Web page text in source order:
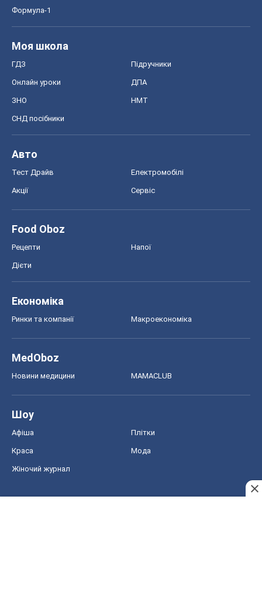
Формула-1
Моя школа
ГДЗ Підручники
Онлайн уроки ДПА
ЗНО НМТ
СНД посібники
Авто
Тест Драйв Електромобілі
Акції Сервіс
Food Oboz
Рецепти Напої
Дієти
Економіка
Ринки та компанії Макроекономіка
MedOboz
Новини медицини MAMACLUB
Шоу
Афіша Плітки
Краса Мода
Жіночий журнал